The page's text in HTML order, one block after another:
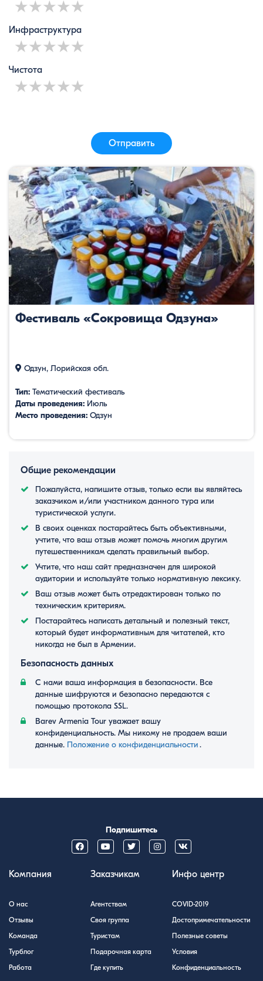
4 stars
3 stars
2 stars
1 star
Инфраструктура
4 stars
3 stars
2 stars
1 star
Чистота
4 stars
3 stars
2 stars
1 star
Отправить
Фестиваль «Сокровища Одзуна»
Одзун, Лорийская обл.
Тип: Тематический фестиваль
Даты проведения: Июль
Место проведения: Одзун
Общие рекомендации
Пожалуйста, напишите отзыв, только если вы являйтесь
заказчиком и/или участником данного тура или
туристической услуги.
В своих оценках постарайтесь быть объективными,
учтите, что ваш отзыв может помочь многим другим
путешественникам сделать правильный выбор.
Учтите, что наш сайт предназначен для широкой
аудитории и используйте только нормативную лексику.
Ваш отзыв может быть отредактирован только по
техническим критериям.
Постарайтесь написать детальный и полезный текст,
который будет информативным для читателей, кто
никогда не был в Армении.
Безопасность данных
С нами ваша информация в безопасности. Все
данные шифруются и безопасно передаются с
помощью протокола SSL.
Barev Armenia Tour уважает вашу
конфиденциальность. Мы никому не продаем ваши
данные. Положение о конфиденциальности․
Подпишитесь
Компания
О нас
Отзывы
Команда
Турблог
Работа
Заказчикам
Агентствам
Своя группа
Туристам
Подарочная карта
Где купить
Инфо центр
COVID-2019
Достопримечательности
Полезные советы
Условия
Конфиденциальность